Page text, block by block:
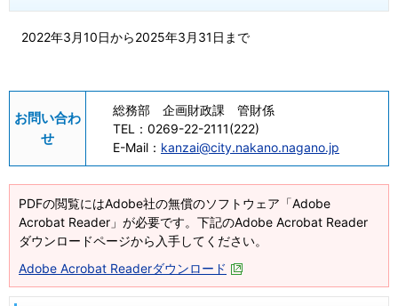
2022年3月10日から2025年3月31日まで
お問い合わ
せ
総務部 企画財政課 管財係
TEL： 0269-22-2111(222)
E-Mail： kanzai@city.nakano.nagano.jp
PDFの閲覧にはAdobe社の無償のソフトウェア「Adobe
Acrobat Reader」が必要です。下記のAdobe Acrobat Reader
ダウンロードページから入手してください。
Adobe Acrobat Readerダウンロード